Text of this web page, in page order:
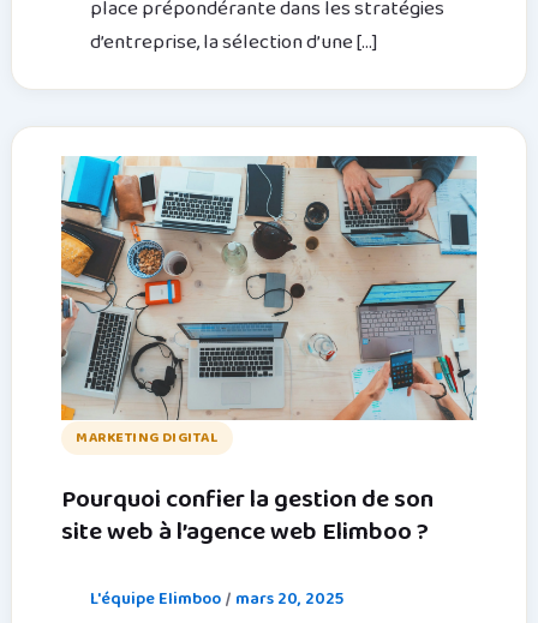
place prépondérante dans les stratégies
d’entreprise, la sélection d’une […]
MARKETING DIGITAL
Pourquoi confier la gestion de son
site web à l’agence web Elimboo ?
L'équipe Elimboo/ mars 20, 2025